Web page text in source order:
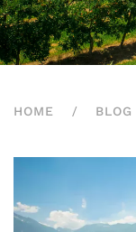
HOME BLOG